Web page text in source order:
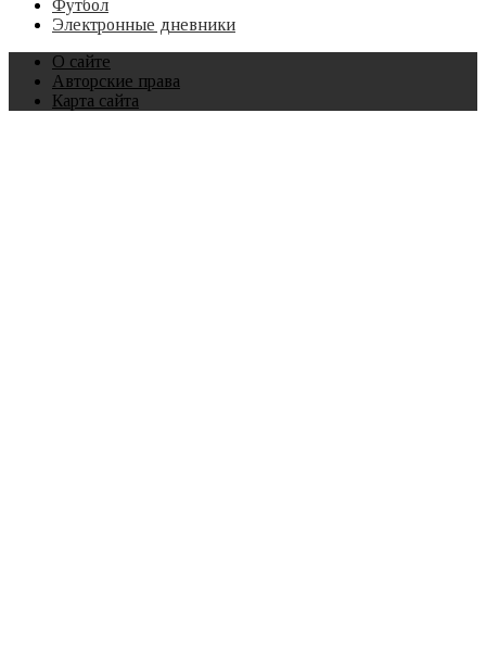
Футбол
Электронные дневники
О сайте
Авторские права
Карта сайта